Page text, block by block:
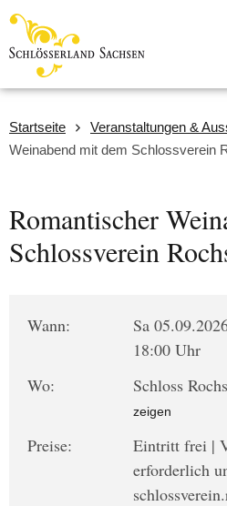
Startseite Veranstaltungen &
Weinabend mit dem Schlossverein
Romantischer
Schlossverein
Wann:
Sa
18:00 Uhr
Wo:
Schloss
zeigen
Preise:
Eintritt frei |
erforderlich